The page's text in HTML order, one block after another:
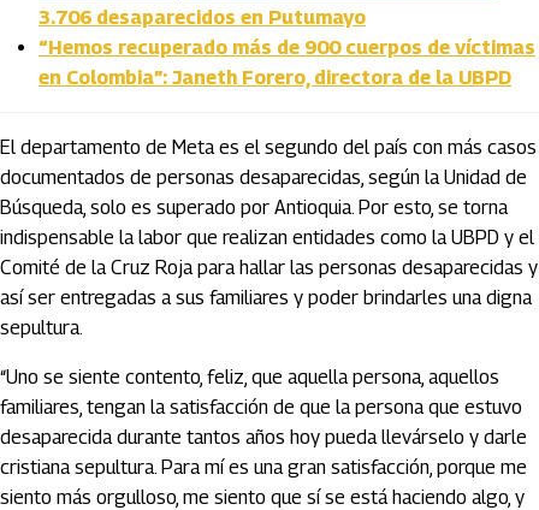
3.706 desaparecidos en Putumayo
“Hemos recuperado más de 900 cuerpos de víctimas
en Colombia”: Janeth Forero, directora de la UBPD
El departamento de Meta es el segundo del país con más casos
documentados de personas desaparecidas, según la Unidad de
Búsqueda, solo es superado por Antioquia. Por esto, se torna
indispensable la labor que realizan entidades como la UBPD y el
Comité de la Cruz Roja para hallar las personas desaparecidas y
así ser entregadas a sus familiares y poder brindarles una digna
sepultura.
“Uno se siente contento, feliz, que aquella persona, aquellos
familiares, tengan la satisfacción de que la persona que estuvo
desaparecida durante tantos años hoy pueda llevárselo y darle
cristiana sepultura. Para mí es una gran satisfacción, porque me
siento más orgulloso, me siento que sí se está haciendo algo, y